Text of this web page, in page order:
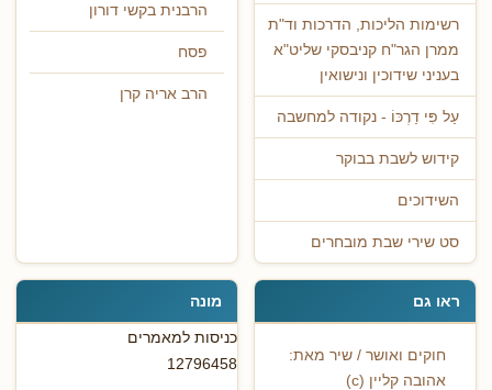
רשימות הליכות, הדרכות וד"ת
ממרן הגר"ח קניבסקי שליט"א
בעניני שידוכין ונישואין
עַל פִּי דַרְכּוֹ - נקודה למחשבה
קידוש לשבת בבוקר
השידוכים
סט שירי שבת מובחרים
הרבנית בקשי דורון
פסח
הרב אריה קרן
ראו גם
חוקים ואושר / שיר מאת:
אהובה קליין (c)
מונה
כניסות למאמרים
12796458